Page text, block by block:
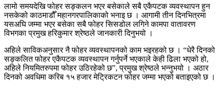
लामो समयदेखि फोहर सङ्कलन भएर बसेकाले सबै एकैपटक व्यवस्थापन हुन
नसकेको काठमाडौँ महानगरपालिकाको भनाइ छ । आगामी तीन दिनभित्रमा
यसअघि जम्मा भएर बसेका सबै फोहर सिसडोल लगिने कामपा वातावरण
विभगका प्रमुख हरिकुमार श्रेष्ठले जानकारी दिनुभयो ।
अहिले साविकअनुसार नै फोहर व्यवस्थापनको काम भइरहको छ । “धेरै दिनको
सङ्कलित फोहर एकैपटक व्यवस्थापन गर्नुपर्ने भएकाले केही ढिला भएको हो,
अहिले नियमितरुपमा फोहर उठिरहेको छ”, प्रमुख श्रेष्ठले भन्नुभयो । अठार
दिनको अवधिमा करिब १५ हजार मेट्रिकटन फोहर जम्मा भएको बताइएको छ ।